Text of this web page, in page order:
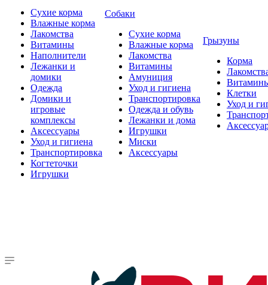
Сухие корма
Влажные корма
Лакомства
Витамины
Наполнители
Лежанки и
домики
Одежда
Домики и
игровые
комплексы
Аксессуары
Уход и гигиена
Транспортировка
Когтеточки
Игрушки
Собаки
Сухие корма
Влажные корма
Лакомства
Витамины
Амуниция
Уход и гигиена
Транспортировка
Одежда и обувь
Лежанки и дома
Игрушки
Миски
Аксессуары
Грызуны
Корма
Клетки
Уход и